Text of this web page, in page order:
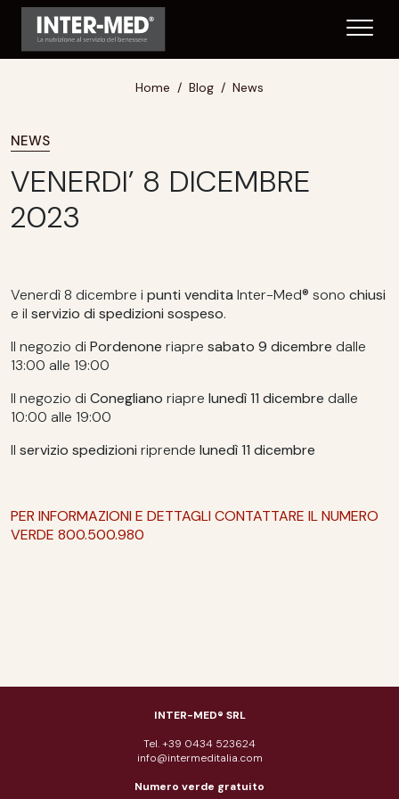
Home Blog News
NEWS
VENERDI’ 8 DICEMBRE
2023
Venerdì 8 dicembre i punti vendita Inter-Med® sono chiusi
e il servizio di spedizioni sospeso.
Il negozio di Pordenone riapre sabato 9 dicembre dalle
13:00 alle 19:00
Il negozio di Conegliano riapre lunedì 11 dicembre dalle
10:00 alle 19:00
Il servizio spedizioni riprende lunedì 11 dicembre
PER INFORMAZIONI E DETTAGLI CONTATTARE IL NUMERO
VERDE 800.500.980
INTER-MED® SRL
Tel. +39 0434 523624
info@intermeditalia.com
Numero verde gratuito